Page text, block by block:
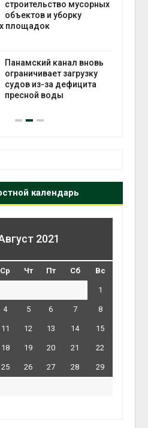
вредителей и рубок
места произрастания
краснокнижных растений
календарь
2021
Ср Чт Пт Сб Вс
1
4 5 6 7 8
11 12 13 14 15
18 19 20 21 22
25 26 27 28 29